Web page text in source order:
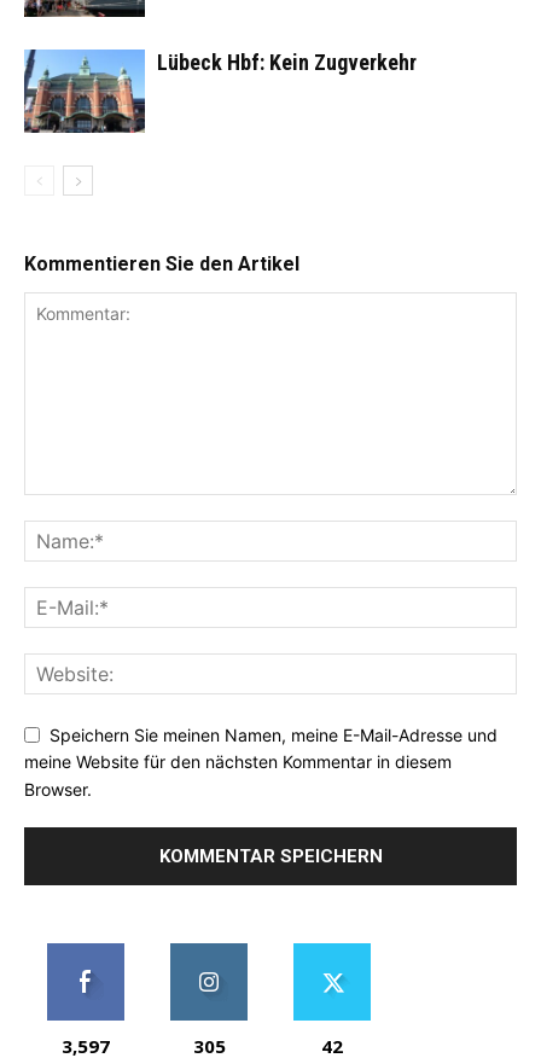
Lübeck Hbf: Kein Zugverkehr
Kommentieren Sie den Artikel
Speichern Sie meinen Namen, meine E-Mail-Adresse und
meine Website für den nächsten Kommentar in diesem
Browser.
3,597 305 42